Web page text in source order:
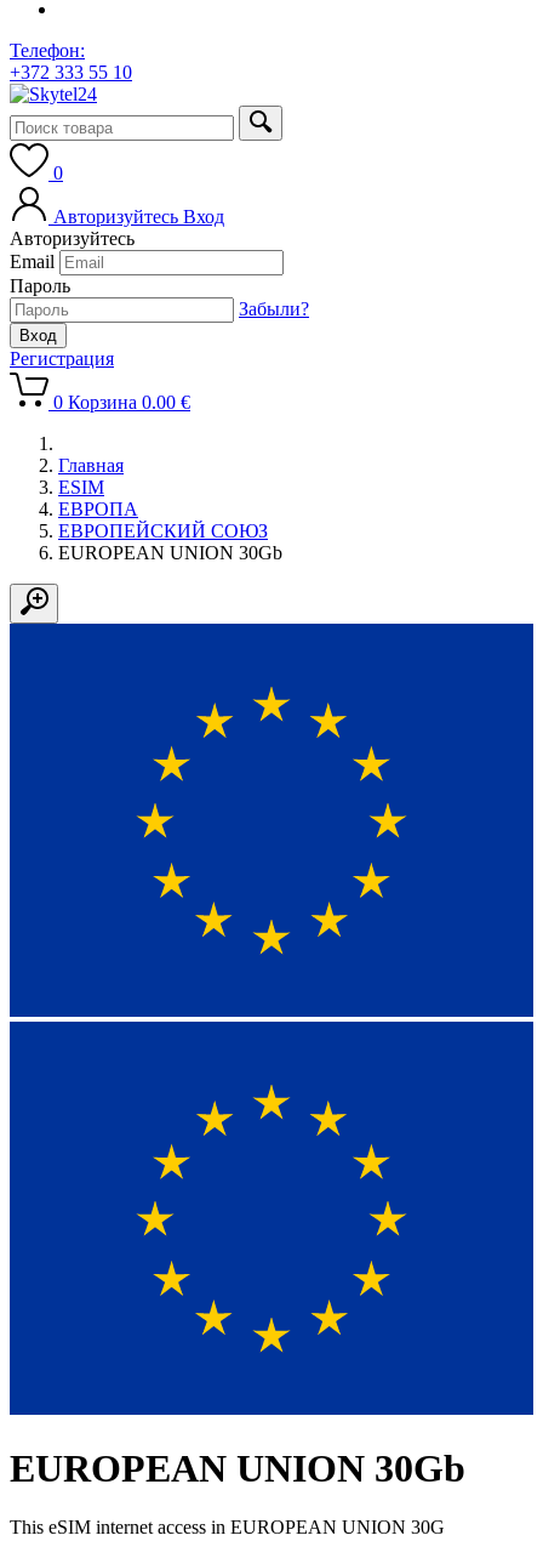
Телефон:
+372 333 55 10
0
Авторизуйтесь Вход
Авторизуйтесь
Email
Пароль
Забыли?
Регистрация
0 Корзина 0.00 €
Главная
ESIM
ЕВРОПА
ЕВРОПЕЙСКИЙ СОЮЗ
EUROPEAN UNION 30Gb
EUROPEAN UNION 30Gb
This eSIM internet access in EUROPEAN UNION 30G